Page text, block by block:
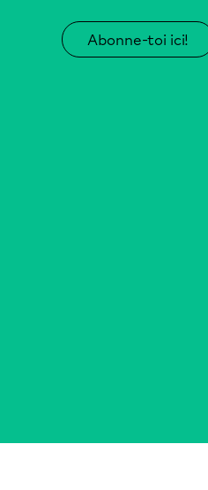
Abonne-toi ici!